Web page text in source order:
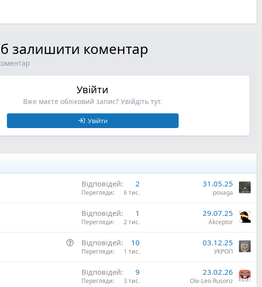
залишити коментар
Увійти
Вже маєте обліковий запис? Увійдіть тут.
Увійти
Відповідей 2
Перегляди 6 тис.
31.05.25
povaga
Відповідей 1
Перегляди 2 тис.
29.07.25
Akceptor
П
т
Відповідей 10
Перегляди 1 тис.
03.12.25
УКРОП
Відповідей 9
Перегляди 3 тис.
23.02.26
Ole-Leo-Rusoriz